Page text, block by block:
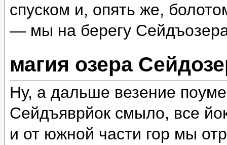
спуском и, опять же,
— мы на берегу
магия озера
Ну, а дальше везение
Сейдъяврйок смыло, все
и от южной части гор мы